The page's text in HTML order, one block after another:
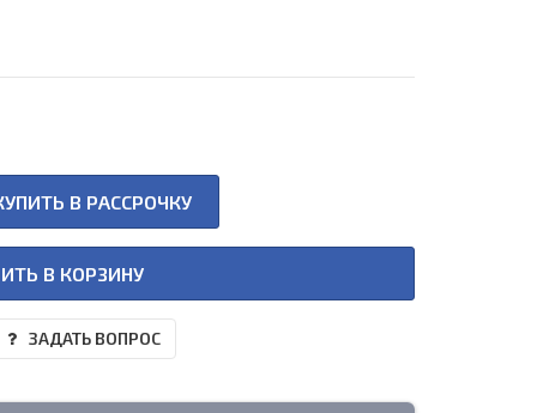
В РАССРОЧКУ
В КОРЗИНУ
ЗАДАТЬ ВОПРОС